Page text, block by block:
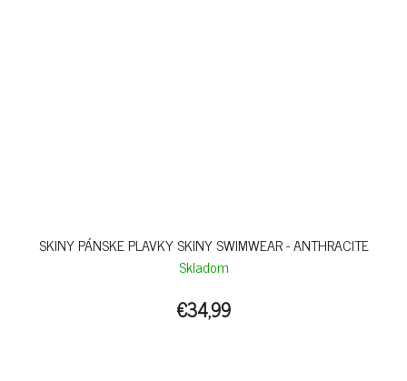
SKINY PÁNSKE PLAVKY SKINY SWIMWEAR - ANTHRACITE
Skladom
€34,99